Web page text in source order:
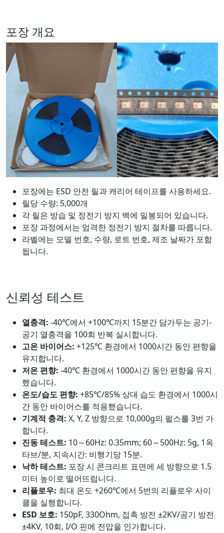
포장 개요
포장에는 ESD 안전 릴과 캐리어 테이프를 사용하세요.
릴당 수량: 5,000개
각 릴은 방습 및 정전기 방지 백에 밀봉되어 있습니다.
포장 과정에서는 엄격한 정전기 방지 절차를 따릅니다.
라벨에는 모델 번호, 수량, 로트 번호, 제조 날짜가 포함
됩니다.
신뢰성 테스트
열충격: -40℃에서 +100℃까지 15분간 담가두는 공기-
공기 열충격을 100회 반복 실시합니다.
고온 바이어스: +125℃ 환경에서 1000시간 동안 편향을
유지합니다.
저온 편향: -40℃ 환경에서 1000시간 동안 편향을 유지
했습니다.
온도/습도 편향: +85℃/85% 상대 습도 환경에서 1000시
간 동안 바이어스를 적용했습니다.
기계적 충격: X, Y, Z 방향으로 10,000g의 펄스를 3번 가
합니다.
진동 테스트: 10～60Hz: 0.35mm; 60～500Hz: 5g, 1옥
타브/분, 지속시간: 비행기당 15분.
낙하 테스트: 포장 시 콘크리트 표면에 세 방향으로 1.5
미터 높이로 떨어뜨립니다.
리플로우: 최대 온도 +260℃에서 5번의 리플로우 사이
클을 실행합니다.
ESD 보호: 150pF, 330Ohm, 접촉 방전 ±2KV/공기 방전
±4KV, 10회, I/O 핀에 전압을 인가합니다.